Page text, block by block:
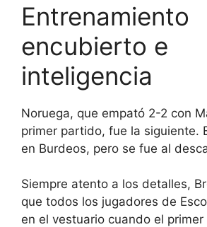
Entrenamiento
encubierto e
inteligencia
Noruega, que empató 2-2 con
primer partido, fue la siguiente.
en Burdeos, pero se fue al
Siempre atento a los detalles,
que todos los jugadores de
en el vestuario cuando el primer